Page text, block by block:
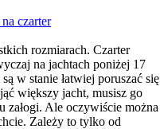
czarter
rozmiarach. Czarter
na jachtach poniżej 17
w stanie łatwiej poruszać się
większy jacht, musisz go
załogi. Ale oczywiście można
Zależy to tylko od